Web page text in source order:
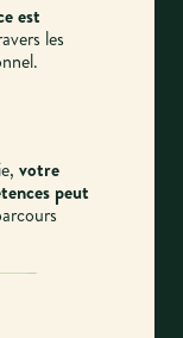
est
les
votre
peut